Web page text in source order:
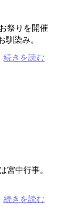
祭りを開催
染み。
続きを読む
宮中行事。
続きを読む